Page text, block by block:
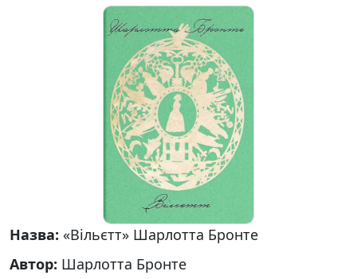
Назва: «Вільєтт» Шарлотта Бронте
Автор: Шарлотта Бронте